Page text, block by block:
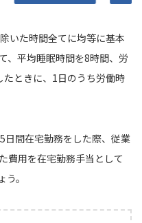
いた時間全てに均等に基本
、平均睡眠時間を8時間、労
ときに、1日のうち労働時
日間在宅勤務をした際、従業
費用を在宅勤務手当として
。